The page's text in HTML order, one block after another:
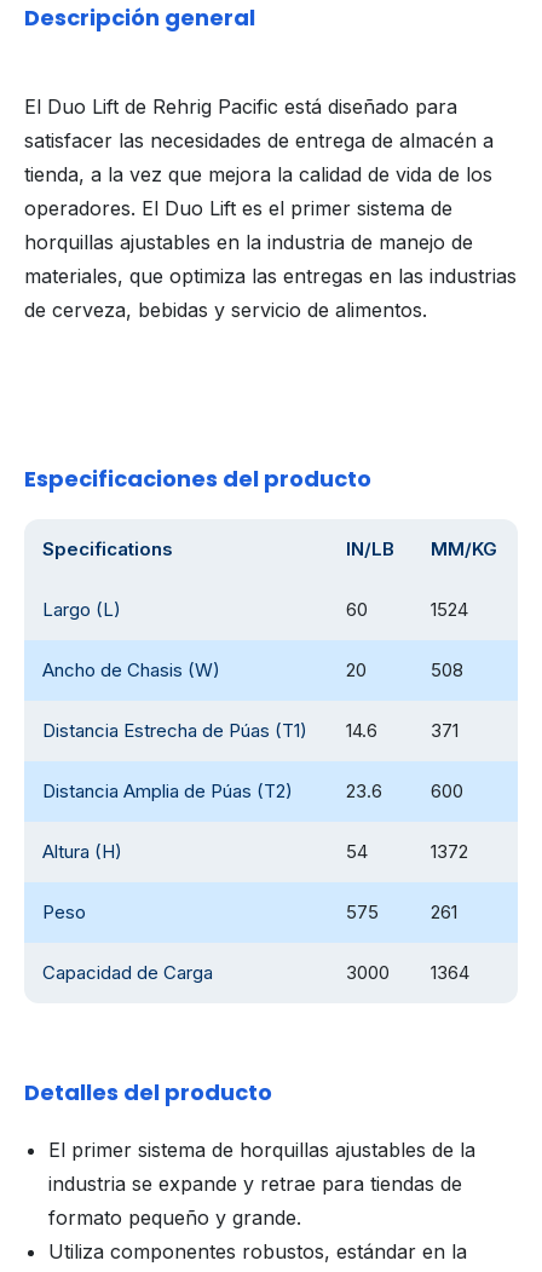
Descripción general
El Duo Lift de Rehrig Pacific está diseñado para
satisfacer las necesidades de entrega de almacén a
tienda, a la vez que mejora la calidad de vida de los
operadores. El Duo Lift es el primer sistema de
horquillas ajustables en la industria de manejo de
materiales, que optimiza las entregas en las industrias
de cerveza, bebidas y servicio de alimentos.
Especificaciones del producto
Specifications IN/LB MM/KG
Largo (L) 60 1524
Ancho de Chasis (W) 20 508
Distancia Estrecha de Púas (T1) 14.6 371
Distancia Amplia de Púas (T2) 23.6 600
Altura (H) 54 1372
Peso 575 261
Capacidad de Carga 3000 1364
Detalles del producto
El primer sistema de horquillas ajustables de la
industria se expande y retrae para tiendas de
formato pequeño y grande.
Utiliza componentes robustos, estándar en la